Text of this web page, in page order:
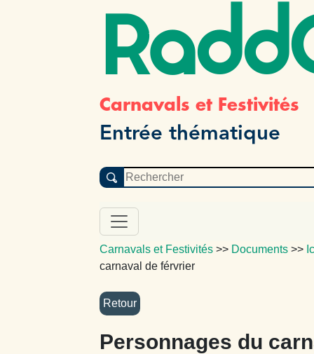
Carnavals et Festivités
Entrée thématique
Carnavals et Festivités >> Documents >>
carnaval de férvrier
Personnages du